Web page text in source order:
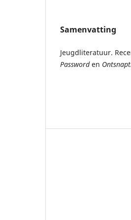
Samenvatting
Jeugdliteratuur.
Passworden